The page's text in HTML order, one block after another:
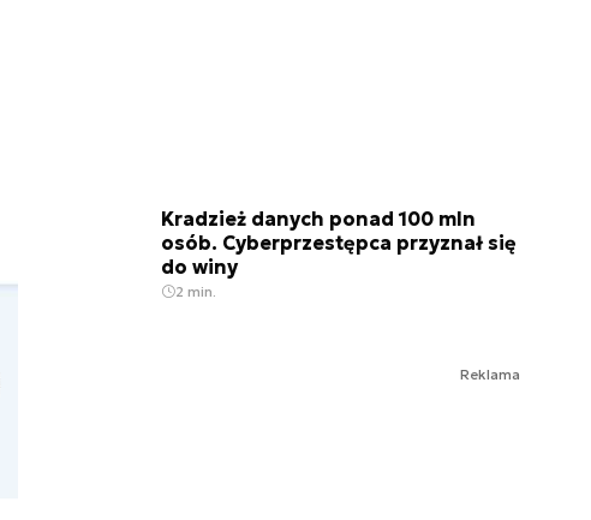
Kradzież danych ponad 100 mln
osób. Cyberprzestępca przyznał się
do winy
2 min.
Reklama